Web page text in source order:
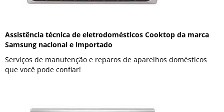
Assistência técnica de eletrodomésticos Cooktop da marca
Samsung nacional e importado
Serviços de manutenção e reparos de aparelhos domésticos
que você pode confiar!